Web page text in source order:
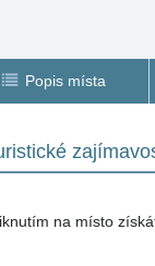
Popis místa
na místo